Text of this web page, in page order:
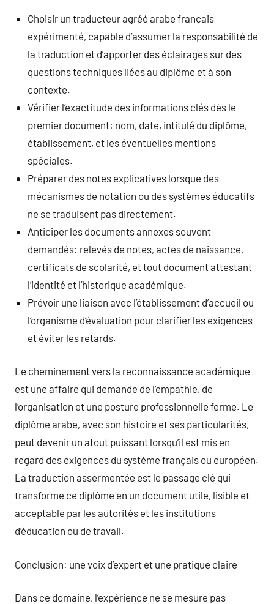
Choisir un traducteur agréé arabe français
expérimenté, capable d’assumer la responsabilité de
la traduction et d’apporter des éclairages sur des
questions techniques liées au diplôme et à son
contexte.
Vérifier l’exactitude des informations clés dès le
premier document: nom, date, intitulé du diplôme,
établissement, et les éventuelles mentions
spéciales.
Préparer des notes explicatives lorsque des
mécanismes de notation ou des systèmes éducatifs
ne se traduisent pas directement.
Anticiper les documents annexes souvent
demandés: relevés de notes, actes de naissance,
certificats de scolarité, et tout document attestant
l’identité et l’historique académique.
Prévoir une liaison avec l’établissement d’accueil ou
l’organisme d’évaluation pour clarifier les exigences
et éviter les retards.
Le cheminement vers la reconnaissance académique
est une affaire qui demande de l’empathie, de
l’organisation et une posture professionnelle ferme. Le
diplôme arabe, avec son histoire et ses particularités,
peut devenir un atout puissant lorsqu’il est mis en
regard des exigences du système français ou européen.
La traduction assermentée est le passage clé qui
transforme ce diplôme en un document utile, lisible et
acceptable par les autorités et les institutions
d’éducation ou de travail.
Conclusion: une voix d’expert et une pratique claire
Dans ce domaine, l’expérience ne se mesure pas